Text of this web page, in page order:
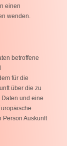
einen
wenden.
betroffene
für die
über die zu
und eine
Person Auskunft